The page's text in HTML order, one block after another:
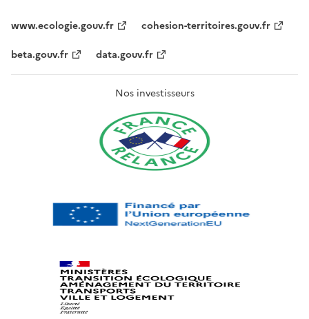
www.ecologie.gouv.fr
cohesion-territoires.gouv.fr
beta.gouv.fr
data.gouv.fr
Nos investisseurs